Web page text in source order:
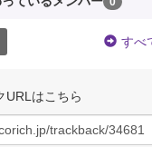
すべ
URLはこちら